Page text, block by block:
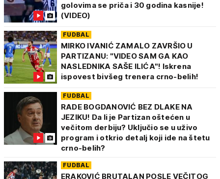
golovima se priča i 30 godina kasnije!
(VIDEO)
FUDBAL
MIRKO IVANIĆ ZAMALO ZAVRŠIO U
PARTIZANU: "VIDEO SAM GA KAO
NASLEDNIKA SAŠE ILIĆA"! Iskrena
ispovest bivšeg trenera crno-belih!
FUDBAL
RADE BOGDANOVIĆ BEZ DLAKE NA
JEZIKU! Da li je Partizan oštećen u
večitom derbiju? Uključio se u uživo
program i otkrio detalj koji ide na štetu
crno-belih?
FUDBAL
ERAKOVIĆ BRUTALAN POSLE VEČITOG